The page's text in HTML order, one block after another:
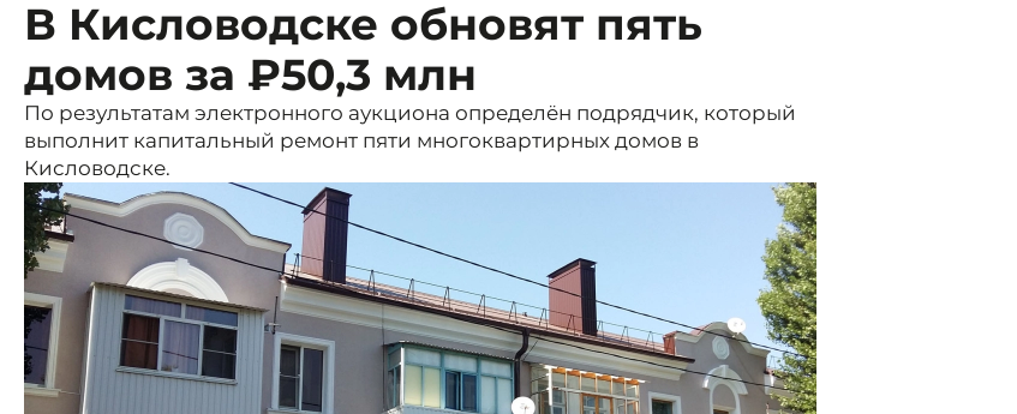
В Кисловодске обновят пять
домов за ₽50,3 млн
По результатам электронного аукциона определён подрядчик, который
выполнит капитальный ремонт пяти многоквартирных домов в
Кисловодске.